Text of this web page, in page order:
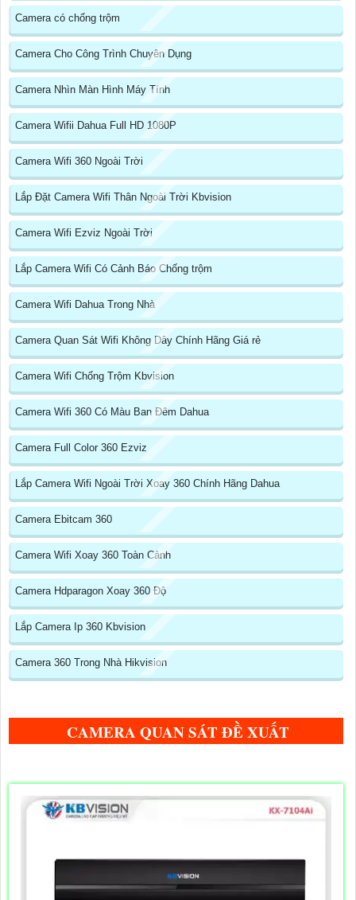
Camera có chống trộm
Camera Cho Công Trình Chuyên Dụng
Camera Nhìn Màn Hình Máy Tính
Camera Wifii Dahua Full HD 1080P
Camera Wifi 360 Ngoài Trời
Lắp Đặt Camera Wifi Thân Ngoài Trời Kbvision
Camera Wifi Ezviz Ngoài Trời
Lắp Camera Wifi Có Cảnh Báo Chống trộm
Camera Wifi Dahua Trong Nhà
Camera Quan Sát Wifi Không Dây Chính Hãng Giá rẻ
Camera Wifi Chống Trộm Kbvision
Camera Wifi 360 Có Màu Ban Đêm Dahua
Camera Full Color 360 Ezviz
Lắp Camera Wifi Ngoài Trời Xoay 360 Chính Hãng Dahua
Camera Ebitcam 360
Camera Wifi Xoay 360 Toàn Cảnh
Camera Hdparagon Xoay 360 Độ
Lắp Camera Ip 360 Kbvision
Camera 360 Trong Nhà Hikvision
CAMERA QUAN SÁT ĐỀ XUẤT